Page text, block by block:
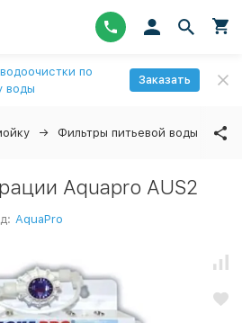
по
воды
Заказать
Фильтры питьевой воды ↓
Aquapro AUS2
AquaPro